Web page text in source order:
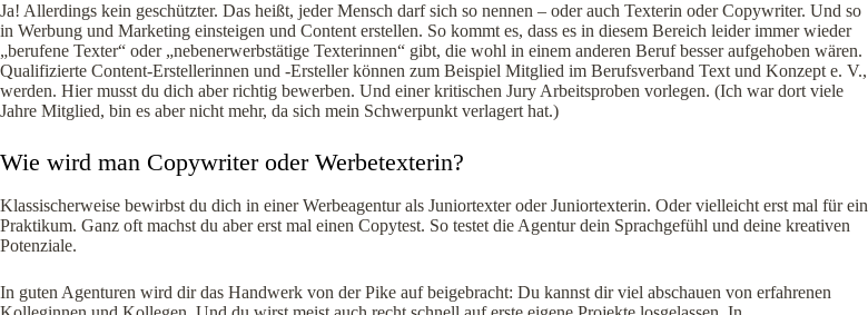
Ja! Allerdings kein geschützter. Das heißt, jeder Mensch darf sich so nennen – oder auch Texterin oder Copywriter. Und so
in Werbung und Marketing einsteigen und Content erstellen. So kommt es, dass es in diesem Bereich leider immer wieder
„berufene Texter“ oder „nebenerwerbstätige Texterinnen“ gibt, die wohl in einem anderen Beruf besser aufgehoben wären.
Qualifizierte Content-Erstellerinnen und -Ersteller können zum Beispiel Mitglied im Berufsverband Text und Konzept e. V.,
werden. Hier musst du dich aber richtig bewerben. Und einer kritischen Jury Arbeitsproben vorlegen. (Ich war dort viele
Jahre Mitglied, bin es aber nicht mehr, da sich mein Schwerpunkt verlagert hat.)
Wie wird man Copywriter oder Werbetexterin?
Klassischerweise bewirbst du dich in einer Werbeagentur als Juniortexter oder Juniortexterin. Oder vielleicht erst mal für ein
Praktikum. Ganz oft machst du aber erst mal einen Copytest. So testet die Agentur dein Sprachgefühl und deine kreativen
Potenziale.
In guten Agenturen wird dir das Handwerk von der Pike auf beigebracht: Du kannst dir viel abschauen von erfahrenen